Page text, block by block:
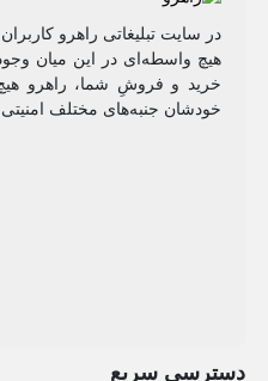
در سایت تبلیغاتی راهرو
هیچ واسطه‌ای در این میان
خرید و فروشِ شما، راهرو هیچ
خودشان جنبه‌های مختلف امنیتی
دسترسی سریع